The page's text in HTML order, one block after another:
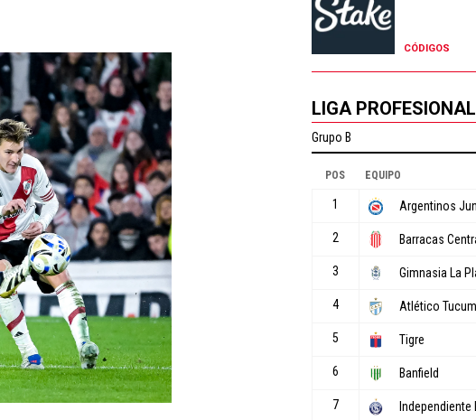
CÓDIGOS
LIGA PROFESIONAL